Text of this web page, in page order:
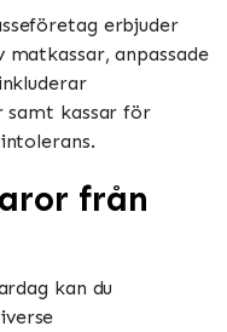
erbjuder
anpassade
samt kassar för
från
kan du